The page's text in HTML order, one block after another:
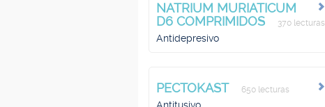
NATRIUM MURIATICUM
D6 COMPRIMIDOS
370 lecturas
Antidepresivo
PECTOKAST 650 lecturas